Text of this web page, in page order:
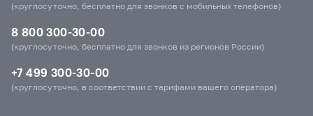
(круглосуточно, бесплатно для звонков с мобильных телефонов)
8 800 300-30-00
(круглосуточно, бесплатно для звонков из регионов России)
+7 499 300-30-00
(круглосуточно, в соответствии с тарифами вашего оператора)